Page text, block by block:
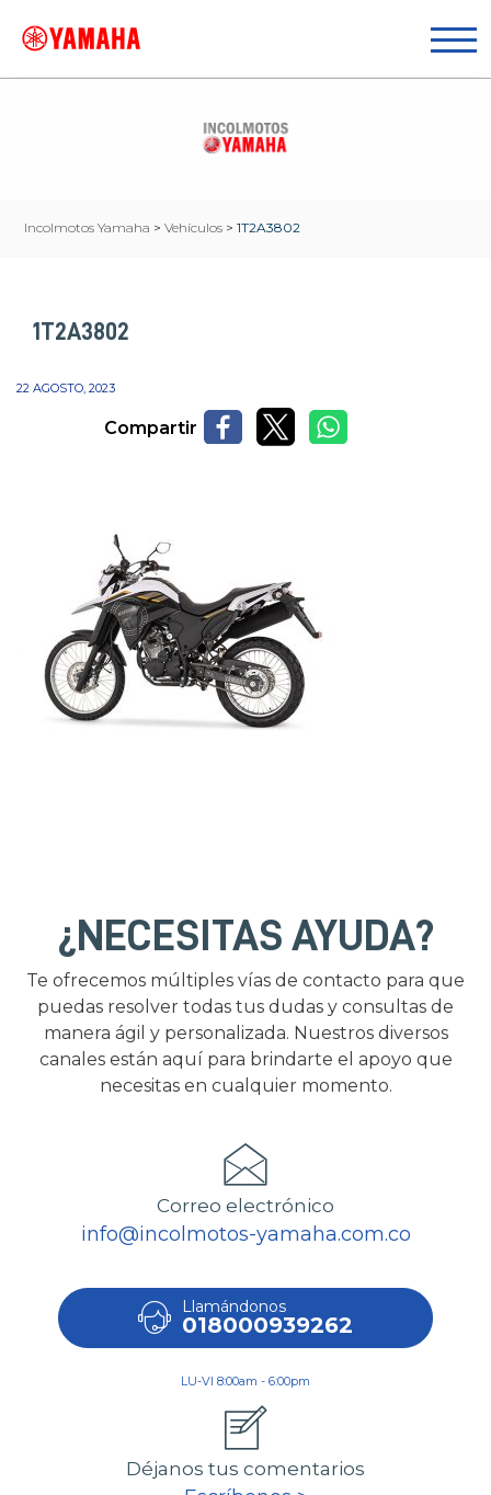
Incolmotos Yamaha > Vehículos > 1T2A3802
1T2A3802
22 AGOSTO, 2023
Compartir
¿NECESITAS AYUDA?
Te ofrecemos múltiples vías de contacto para que
puedas resolver todas tus dudas y consultas de
manera ágil y personalizada. Nuestros diversos
canales están aquí para brindarte el apoyo que
necesitas en cualquier momento.
Correo electrónico
info@incolmotos-yamaha.com.co
Llamándonos
018000939262
LU-VI 8:00am - 6:00pm
Déjanos tus comentarios